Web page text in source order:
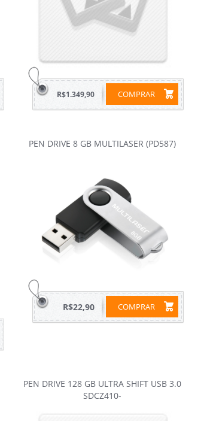
COMPRAR
R$1.349,90
PEN DRIVE 8 GB MULTILASER (PD587)
COMPRAR
R$22,90
PEN DRIVE 128 GB ULTRA SHIFT USB 3.0
SDCZ410-